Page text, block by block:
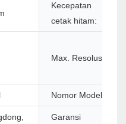
Kecepatan
cetak hitam:
Max. Resolusi:
Nomor Model:
Garansi